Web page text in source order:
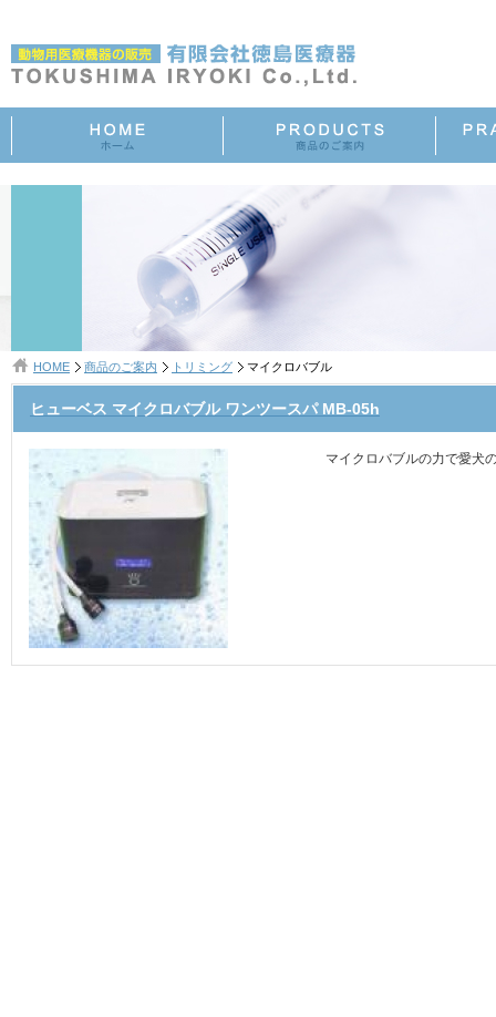
HOME 商品のご案内 トリミング マイクロバブル
ヒューベス マイクロバブル ワンツースパ MB-05h
マイクロバブルの力で愛犬